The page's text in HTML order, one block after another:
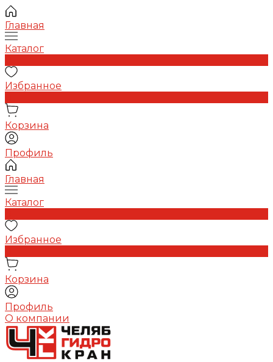
Главная
Каталог
Избранное
Корзина
Профиль
Главная
Каталог
Избранное
Корзина
Профиль
О компании